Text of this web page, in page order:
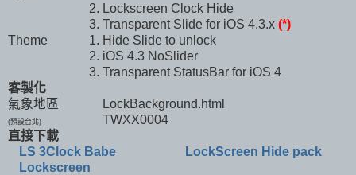
2. Lockscreen Clock Hide
3. Transparent Slide for iOS 4.3.x (*)
Theme
1. Hide Slide to unlock
2. iOS 4.3 NoSlider
3. Transparent StatusBar for iOS 4
客製化
氣象地區
LockBackground.html
(預設台北)
TWXX0004
直接下載
LS 3Clock Babe
Lockscreen
LockScreen Hide pack